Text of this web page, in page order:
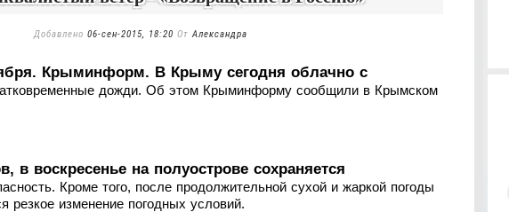
Добавлено 06-сен-2015, 18:20 ОтАлександра
Крыминформ. В Крыму сегодня облачно с
дожди. Об этом Крыминформу сообщили в Крымском
в воскресенье на полуострове сохраняется
Кроме того, после продолжительной сухой и жаркой погоды
резкое изменение погодных условий.